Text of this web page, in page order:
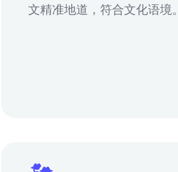
文精准地道，符合文化语境。